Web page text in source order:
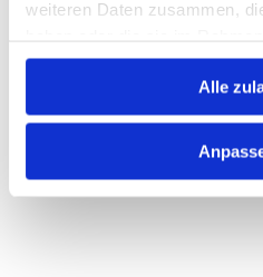
weiteren Daten zusammen,
gesammelt haben.
Alle